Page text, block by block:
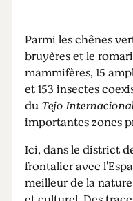
Parmi les chênes
bruyères et le
mammifères, 15
et 153 insectes
du Tejo Internacional
importantes zones
Ici, dans le district
frontalier avec
meilleur de la